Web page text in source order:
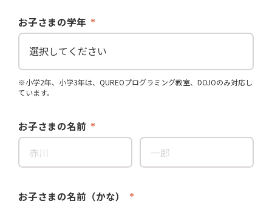
お子さまの学年
※小学2年、小学3年は、QUREOプログラミング教室、DOJOのみ対応し
ています。
お子さまの名前
お子さまの名前（かな）